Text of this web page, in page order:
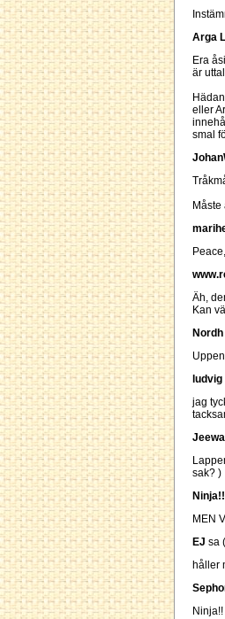
Arga
Era
är
eller
smal
Äh,
Kan
Nordh
ludvig
jag
sak? )
MEN
EJ sa (
håller
Ninja!!